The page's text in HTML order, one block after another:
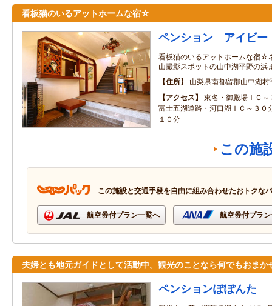
看板猫のいるアットホームな宿☆
ペンション アイビー
看板猫のいるアットホームな宿☆
山撮影スポットの山中湖平野の浜
住所
山梨県南都留郡山中湖
アクセス
東名・御殿場ＩＣ
富士五湖道路・河口湖ＩＣ～３０
１０分
この施
この施設と交通手段を自由に組み合わせたおトクな
航空券付プラン一覧へ 航空券付プラ
夫婦とも地元ガイドとして活動中。観光のことなら何でもおまか
ペンションぽぽんた